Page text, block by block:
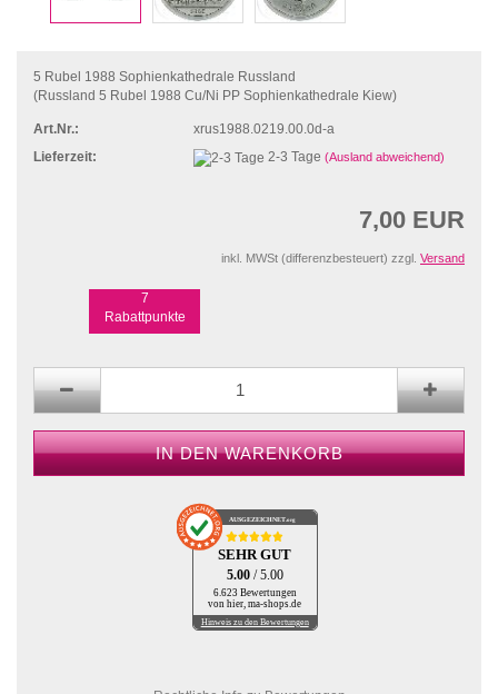
5 Rubel 1988 Sophienkathedrale Russland
(Russland 5 Rubel 1988 Cu/Ni PP Sophienkathedrale Kiew)
Art.Nr.:
xrus1988.0219.00.0d-a
Lieferzeit:
2-3 Tage(Ausland abweichend)
7,00 EUR
inkl. MWSt (differenzbesteuert) zzgl. Versand
7
Rabattpunkte
AUSGEZEICHNET.org
SEHR GUT
5.00 / 5.00
6.623 Bewertungen
von hier, ma-shops.de
Hinweis zu den Bewertungen